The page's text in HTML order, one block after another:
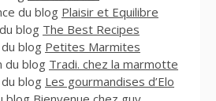
du blog Plaisir et Equilibre
blog The Best Recipes
blog Petites Marmites
du blog Tradi. chez la marmotte
blog Les gourmandises d’Elo